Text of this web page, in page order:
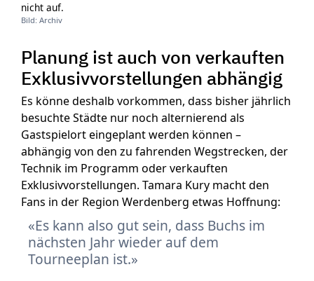
nicht auf.
Bild: Archiv
Planung ist auch von verkauften
Exklusivvorstellungen abhängig
Es könne deshalb vorkommen, dass bisher jährlich
besuchte Städte nur noch alternierend als
Gastspielort eingeplant werden können –
abhängig von den zu fahrenden Wegstrecken, der
Technik im Programm oder verkauften
Exklusivvorstellungen. Tamara Kury macht den
Fans in der Region Werdenberg etwas Hoffnung:
Es kann also gut sein, dass Buchs im
nächsten Jahr wieder auf dem
Tourneeplan ist.